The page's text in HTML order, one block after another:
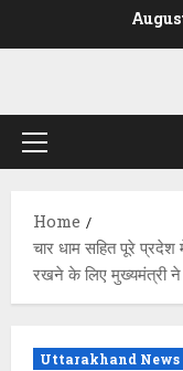
Primary
Home
चार धाम सहित पूरे
रखने के लिए मुख्यमंत्री ने
Uttarakhand News